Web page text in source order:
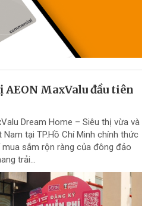
MaxValu đầu tiên
Dream Home – Siêu thị vừa và
tại TP.Hồ Chí Minh chính thức
sắm rộn ràng của đông đảo
trải...